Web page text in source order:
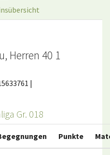
Herren 40 1
|
Gr. 018
Punkte